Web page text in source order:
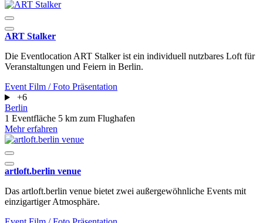
ART Stalker
Die Eventlocation ART Stalker ist ein individuell nutzbares Loft für
Veranstaltungen und Feiern in Berlin.
Event Film / Foto Präsentation
+6
Berlin
1 Eventfläche 5 km zum Flughafen
Mehr erfahren
artloft.berlin venue
Das artloft.berlin venue bietet zwei außergewöhnliche Events mit
einzigartiger Atmosphäre.